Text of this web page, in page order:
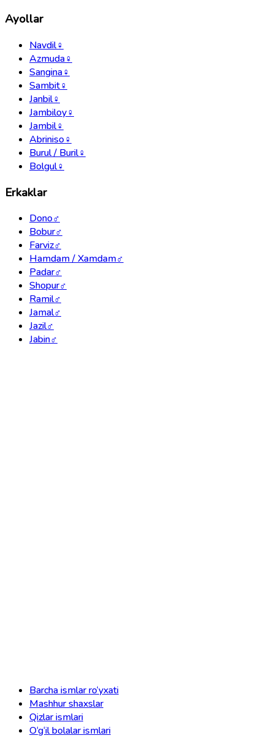
Ayollar
Navdil♀
Azmuda♀
Sangina♀
Sambit♀
Janbil♀
Jambiloy♀
Jambil♀
Abriniso♀
Burul / Buril♀
Bolgul♀
Erkaklar
Dono♂
Bobur♂
Farviz♂
Hamdam / Xamdam♂
Padar♂
Shopur♂
Ramil♂
Jamal♂
Jazil♂
Jabin♂
Barcha ismlar ro‘yxati
Mashhur shaxslar
Qizlar ismlari
O‘g‘il bolalar ismlari